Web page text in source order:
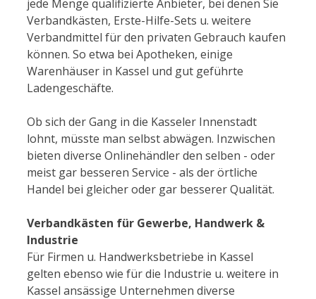
jede Menge qualifizierte Anbieter, bei denen Sie
Verbandkästen, Erste-Hilfe-Sets u. weitere
Verbandmittel für den privaten Gebrauch kaufen
können. So etwa bei Apotheken, einige
Warenhäuser in Kassel und gut geführte
Ladengeschäfte.
Ob sich der Gang in die Kasseler Innenstadt
lohnt, müsste man selbst abwägen. Inzwischen
bieten diverse Onlinehändler den selben - oder
meist gar besseren Service - als der örtliche
Handel bei gleicher oder gar besserer Qualität.
Verbandkästen für Gewerbe, Handwerk &
Industrie
Für Firmen u. Handwerksbetriebe in Kassel
gelten ebenso wie für die Industrie u. weitere in
Kassel ansässige Unternehmen diverse